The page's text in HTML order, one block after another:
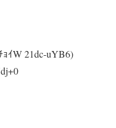
ｲW 21dc-uYB6)